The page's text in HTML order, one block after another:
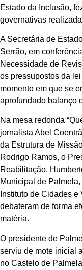
Estado da Inclusão,
governativas
A Secretária de
Serrão, em
Necessidade de
os pressupostos da
momento em que se
aprofundado balanço
Na mesa redonda
jornalista Abel
da Estrutura de
Rodrigo Ramos, o
Reabilitação,
Municipal de
Instituto de Cidades
debateram de forma
matéria.
O presidente de
serviu de mote inicial
no Castelo de